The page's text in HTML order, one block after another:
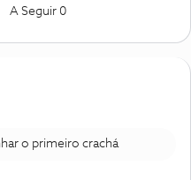
A Seguir 0
o primeiro crachá